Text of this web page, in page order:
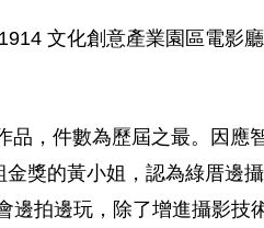
文化創意產業園區電影
品，件數為歷屆之最。因應
獎的黃小姐，認為綠厝邊
拍邊玩，除了增進攝影技